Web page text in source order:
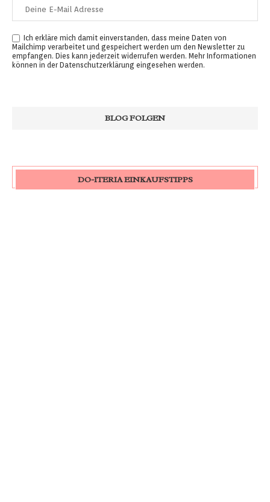
Ich erkläre mich damit einverstanden, dass meine Daten von
Mailchimp verarbeitet und gespeichert werden um den Newsletter zu
empfangen. Dies kann jederzeit widerrufen werden. Mehr Informationen
können in der Datenschutzerklärung eingesehen werden.
DO-ITERIA EINKAUFSTIPPS